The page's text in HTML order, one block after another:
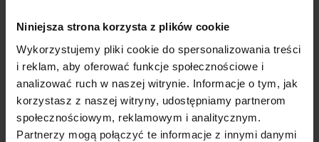
Niniejsza strona korzysta z plików cookie
Wykorzystujemy pliki cookie do spersonalizowania treści
i reklam, aby oferować funkcje społecznościowe i
analizować ruch w naszej witrynie. Informacje o tym, jak
korzystasz z naszej witryny, udostępniamy partnerom
społecznościowym, reklamowym i analitycznym.
Partnerzy mogą połączyć te informacje z innymi danymi